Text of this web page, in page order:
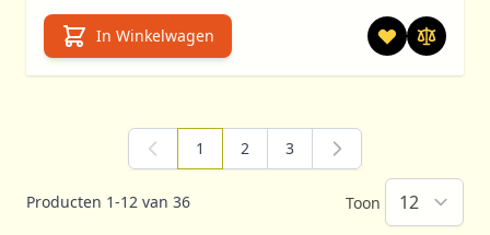
In Winkelwagen
Producten 1-12 van 36
U lees momenteel pagina
1 Pagina
2 Pagina
3
Toon